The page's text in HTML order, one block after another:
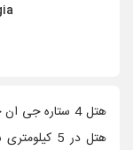
هتل 4 ستاره
هتل در 5